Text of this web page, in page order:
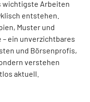
wichtigste Arbeiten
entstehen.
Muster und
ein unverzichtbares
und Börsenprofis,
verstehen
aktuell.